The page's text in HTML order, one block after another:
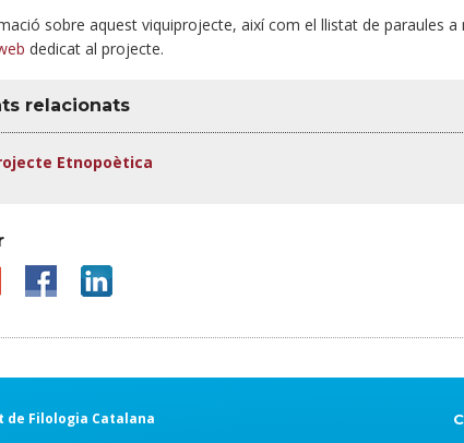
sobre aquest viquiprojecte, així com el llistat de paraules
dedicat al projecte.
relacionats
Etnopoètica
de Filologia Catalana